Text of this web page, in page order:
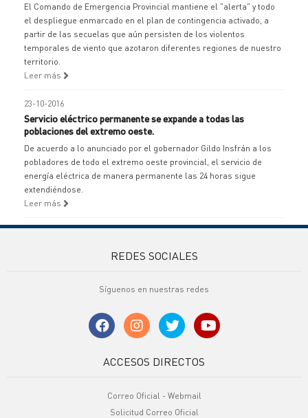
El Comando de Emergencia Provincial mantiene el "alerta" y todo
el despliegue enmarcado en el plan de contingencia activado, a
partir de las secuelas que aún persisten de los violentos
temporales de viento que azotaron diferentes regiones de nuestro
territorio.
Leer más
23-10-2016
Servicio eléctrico permanente se expande a todas las
poblaciones del extremo oeste.
De acuerdo a lo anunciado por el gobernador Gildo Insfrán a los
pobladores de todo el extremo oeste provincial, el servicio de
energía eléctrica de manera permanente las 24 horas sigue
extendiéndose.
Leer más
REDES SOCIALES
Síguenos en nuestras redes
ACCESOS DIRECTOS
Correo Oficial - Webmail
Solicitud Correo Oficial